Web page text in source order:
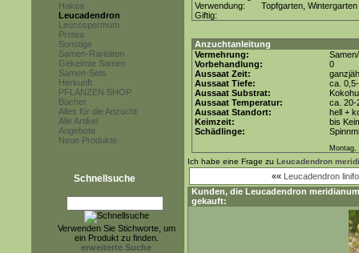
Hakea
Leucadendron
Leucospermum
Protea
Sonstige
Samen-Raritäten
Gekeimte Samen
Samen-Sets
Herkunft
PFLANZEN SHOP
Bücher
Alles für die Anzucht
Alle Artikel
Angebote
Neue Produkte
Schnellsuche
Verwenden Sie Stichworte, um
ein Produkt zu finden.
erweiterte Suche
Verwendung:
Topfgarten, Wintergarten
Giftig:
Anzuchtanleitung
Vermehrung:
Vorbehandlung:
0
Aussaat Zeit:
Aussaat Tiefe:
ca.
Aussaat Substrat:
Aussaat Temperatur:
ca. 20-
Aussaat Standort:
hell +
Keimzeit:
bis
Schädlinge:
Montag,
Ich habe eine Frage zu Leucadendron
«« Leucadendron
Kunden, die Leucadendron meridianum
gekauft: